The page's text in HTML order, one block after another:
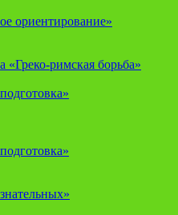
ориентирование»
римская борьба»